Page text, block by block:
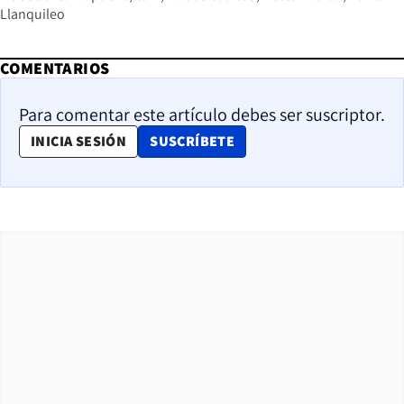
Llanquileo
COMENTARIOS
Para comentar este artículo debes ser suscriptor.
INICIA SESIÓN SUSCRÍBETE
OPENS IN NEW WINDOW